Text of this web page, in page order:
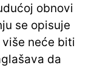
obnovi
se opisuje
neće biti
da